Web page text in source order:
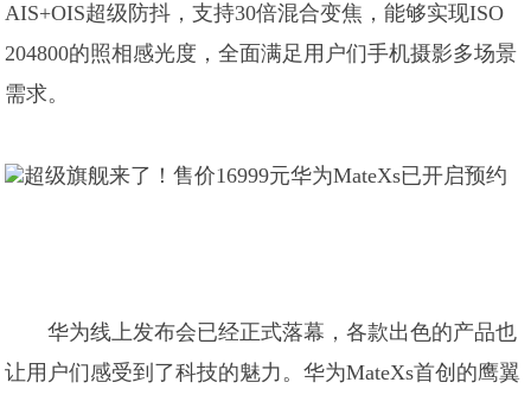
AIS+OIS超级防抖，支持30倍混合变焦，能够实现ISO
204800的照相感光度，全面满足用户们手机摄影多场景
需求。
华为线上发布会已经正式落幕，各款出色的产品也
让用户们感受到了科技的魅力。华为MateXs首创的鹰翼